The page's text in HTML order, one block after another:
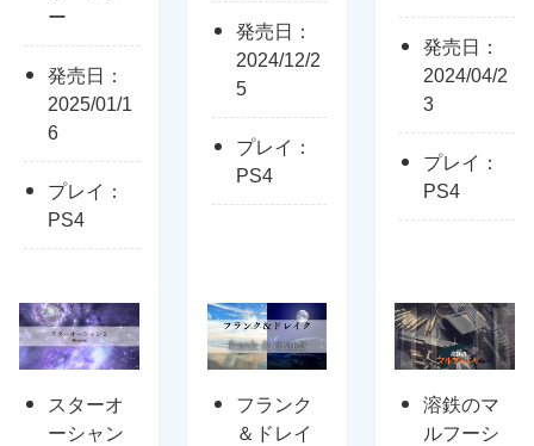
ー
発売日：
2025/01/1
6
プレイ：
PS4
発売日：
2024/12/2
5
プレイ：
PS4
発売日：
2024/04/2
3
プレイ：
PS4
スターオ
ーシャン
フランク
＆ドレイ
溶鉄のマ
ルフーシ